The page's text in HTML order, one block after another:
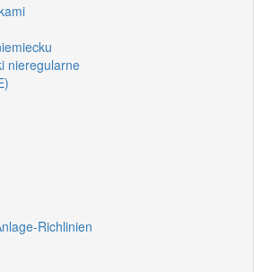
nieregularne
Richlinien